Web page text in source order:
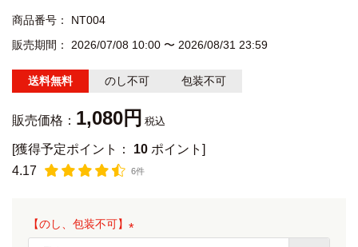
商品番号
NT004
販売期間
2026/07/08 10:00 〜 2026/08/31 23:59
送料無料 のし不可 包装不可
販売価格： 1,080 税込
[獲得予定ポイント： 10 ポイント]
4.17
6件
【のし、包装不可】